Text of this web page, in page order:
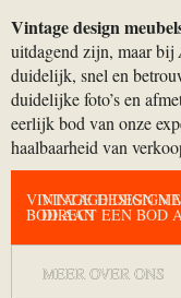
Vintage design
uitdagend zijn, maar bij
duidelijk, snel en
duidelijke foto’s en
eerlijk bod van onze
haalbaarheid van
VINTAGE DESIGN
DIRECT EEN BOD
VINTAGE DESIGN
BOD AAN
MEER OVER ONS
MEER OVER ONS